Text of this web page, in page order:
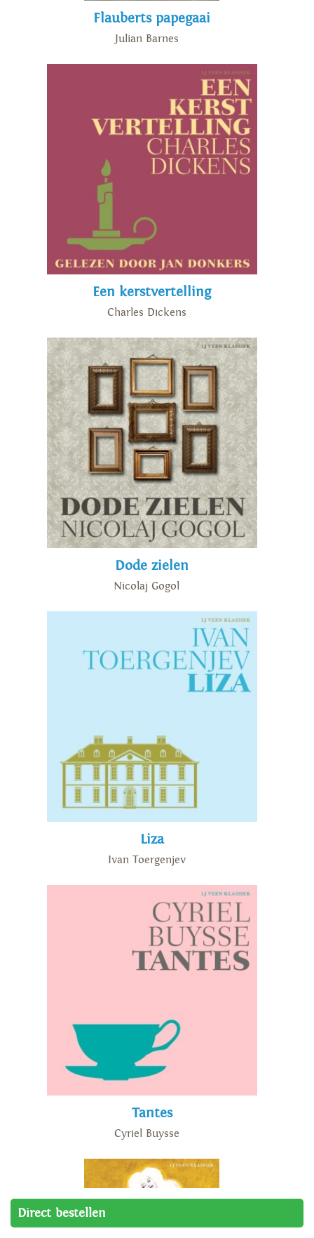
Direct bestellen
Flauberts papegaai
Julian Barnes
Een kerstvertelling
Charles Dickens
Dode zielen
Nicolaj Gogol
Liza
Ivan Toergenjev
Tantes
Cyriel Buysse